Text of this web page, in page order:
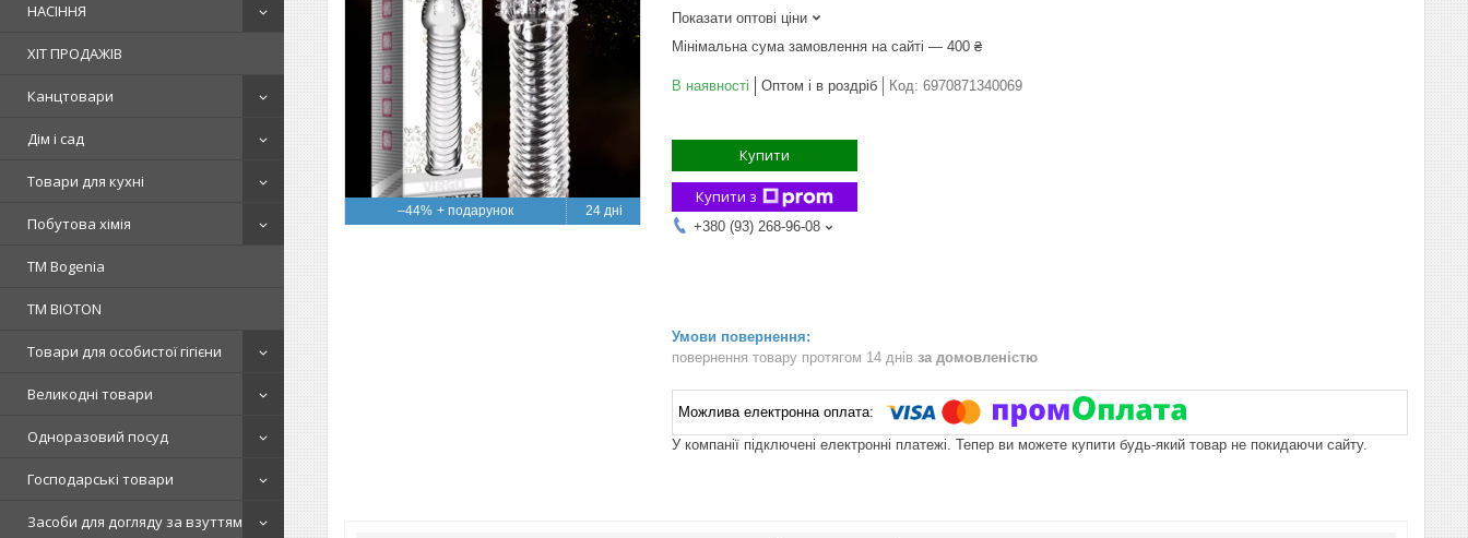
НАСІННЯ
ХІТ ПРОДАЖІВ
Канцтовари
Дім і сад
Товари для кухні
Побутова хімія
ТМ Bogenia
ТМ BIOTON
Товари для особистої гігієни
Великодні товари
Одноразовий посуд
Господарські товари
Засоби для догляду за взуттям
–44% 24 дні
Показати оптові ціни
Мінімальна сума замовлення на сайті — 400 ₴
В наявності Оптом і в роздріб Код: 6970871340069
Купити
Купити з
+380 (93) 268-96-08
повернення товару протягом 14 днів за домовленістю
У компанії підключені електронні платежі. Тепер ви можете купити будь-який товар не покидаючи сайту.